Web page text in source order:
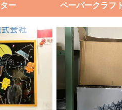
ー
ペーパークラフ